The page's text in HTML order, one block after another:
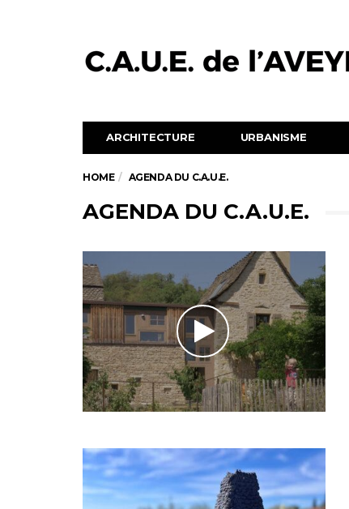
ARCHITECTURE URBANISME
HOME AGENDA DU C.A.U.E.
AGENDA DU C.A.U.E.